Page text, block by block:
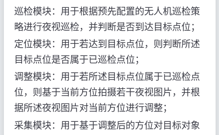
巡检模块：用于根据预先配置的无人机巡检策
略进行夜视巡检，并判断是否到达目标点位；
定位模块：用于若达到目标点位，则判断所述
目标点位是否属于已巡检点位；
调整模块：用于若所述目标点位属于已巡检点
位，则基于当前方位拍摄若干夜视图片，并根
据所述夜视图片对当前方位进行调整；
采集模块：用于基于调整后的方位对目标对象